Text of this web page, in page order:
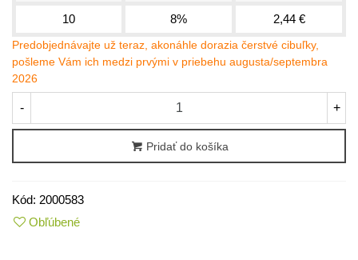
10 8% 2,44 €
Predobjednávajte už teraz, akonáhle dorazia čerstvé cibuľky,
pošleme Vám ich medzi prvými v priebehu augusta/septembra
2026
- +
Pridať do košíka
Kód: 2000583
Obľúbené